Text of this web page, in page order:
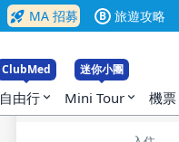
rocket_launch MA 招募 B 旅遊攻略
ClubMed
自由行 expand_more
迷你小團
Mini Tour expand_more 機票